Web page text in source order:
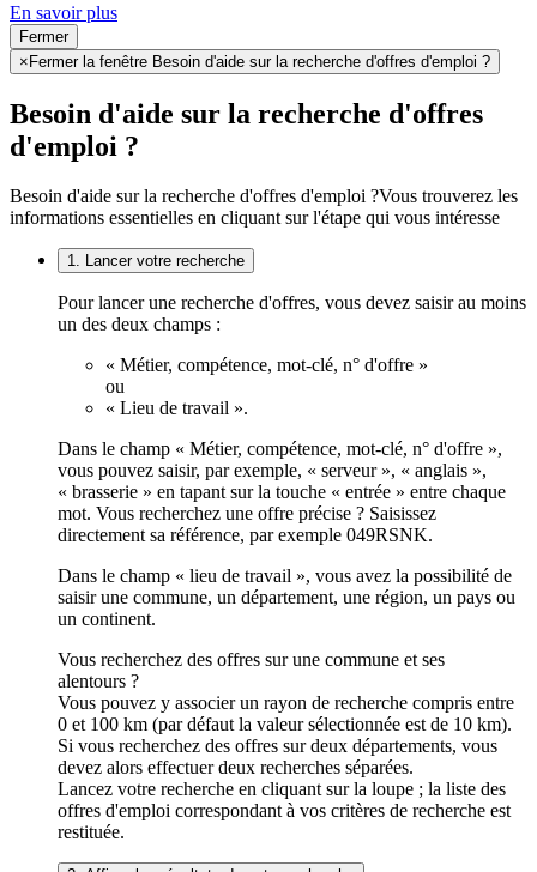
En savoir plus
Fermer
×Fermer la fenêtre Besoin d'aide sur la recherche d'offres d'emploi ?
Besoin d'aide sur la recherche d'offres
d'emploi ?
Besoin d'aide sur la recherche d'offres d'emploi ?Vous trouverez les
informations essentielles en cliquant sur l'étape qui vous intéresse
1. Lancer votre recherche
Pour lancer une recherche d'offres, vous devez saisir au moins
un des deux champs :
« Métier, compétence, mot-clé, n° d'offre »
ou
« Lieu de travail ».
Dans le champ « Métier, compétence, mot-clé, n° d'offre »,
vous pouvez saisir, par exemple, « serveur », « anglais »,
« brasserie » en tapant sur la touche « entrée » entre chaque
mot. Vous recherchez une offre précise ? Saisissez
directement sa référence, par exemple 049RSNK.
Dans le champ « lieu de travail », vous avez la possibilité de
saisir une commune, un département, une région, un pays ou
un continent.
Vous recherchez des offres sur une commune et ses
alentours ?
Vous pouvez y associer un rayon de recherche compris entre
0 et 100 km (par défaut la valeur sélectionnée est de 10 km).
Si vous recherchez des offres sur deux départements, vous
devez alors effectuer deux recherches séparées.
Lancez votre recherche en cliquant sur la loupe ; la liste des
offres d'emploi correspondant à vos critères de recherche est
restituée.